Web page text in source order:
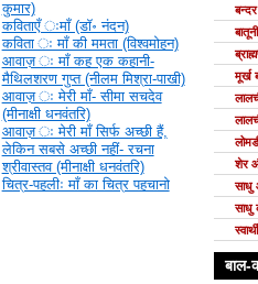
कुमार)
कविताएँ ‍ःमाँ (डॉ॰ नंदन)
कविता ‍ः माँ की ममता (विश्वमोहन)
आवाज़ ‍ः माँ कह एक कहानी-
मैथिलशरण गुप्त (नीलम मिश्रा-पाखी)
आवाज़ ‍ः मेरी माँ- सीमा सचदेव
(मीनाक्षी धनवंतरि)
आवाज़ ‍ः मेरी माँ सिर्फ अच्छी हैं,
लेकिन सबसे अच्छी नहीं- रचना
श्रीवास्तव (मीनाक्षी धनवंतरि)
चित्र-पहलीः माँ का चित्र पहचानो
मूर्ख
शेर
साधु
साधु
बाल-